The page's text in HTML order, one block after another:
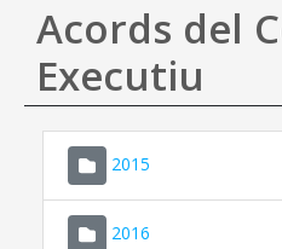
Acords del
Executiu
2015
2016